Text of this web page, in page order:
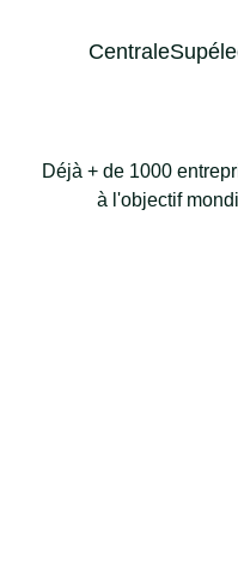
Déjà + de 1000
à l'objectif